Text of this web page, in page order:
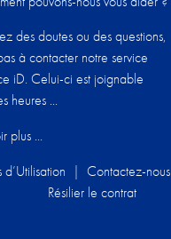
des doutes ou des questions,
à contacter notre service
iD. Celui-ci est joignable
heures ...
plus ...
| Contactez-nous
Résilier le contrat